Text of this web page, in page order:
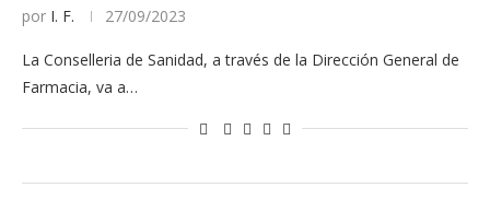
por I. F. 27/09/2023
La Conselleria de Sanidad, a través de la Dirección General de
Farmacia, va a…